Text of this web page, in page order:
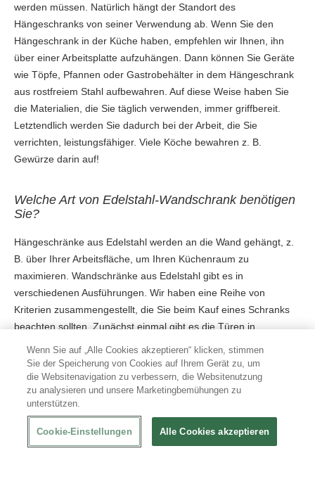
werden müssen. Natürlich hängt der Standort des
Hängeschranks von seiner Verwendung ab. Wenn Sie den
Hängeschrank in der Küche haben, empfehlen wir Ihnen, ihn
über einer Arbeitsplatte aufzuhängen. Dann können Sie Geräte
wie Töpfe, Pfannen oder Gastrobehälter in dem Hängeschrank
aus rostfreiem Stahl aufbewahren. Auf diese Weise haben Sie
die Materialien, die Sie täglich verwenden, immer griffbereit.
Letztendlich werden Sie dadurch bei der Arbeit, die Sie
verrichten, leistungsfähiger. Viele Köche bewahren z. B.
Gewürze darin auf!
Welche Art von Edelstahl-Wandschrank benötigen
Sie?
Hängeschränke aus Edelstahl werden an die Wand gehängt, z.
B. über Ihrer Arbeitsfläche, um Ihren Küchenraum zu
maximieren. Wandschränke aus Edelstahl gibt es in
verschiedenen Ausführungen. Wir haben eine Reihe von
Kriterien zusammengestellt, die Sie beim Kauf eines Schranks
beachten sollten. Zunächst einmal gibt es die Türen in
oder einen Schrank haben, der teilweise offen und teilweise
geschlossen ist. Zweitens empfehlen wir Ihnen, sich das
Türsystem anzusehen. Beispielsweise gibt es Hängeschränke
Schließlich können Sie auch Wandschränke aus Edelstahl mit
mehreren Türen oder möglichst wenigen Türen wählen.
Wenn Sie auf „Alle Cookies akzeptieren“ klicken, stimmen
Sie der Speicherung von Cookies auf Ihrem Gerät zu, um
die Websitenavigation zu verbessern, die Websitenutzung
zu analysieren und unsere Marketingbemühungen zu
unterstützen.
Cookie-Einstellungen Alle Cookies akzeptieren